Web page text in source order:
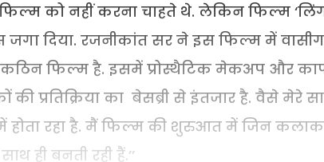
को नहीं करना चाहते थे. लेकिन फिल्म
दिया. रजनीकांत सर ने इस फिल्म में
कठिन फिल्म है. इसमें प्रोस्थैटिक मेकअप और
प्रतिक्रिया का बेसब्री से इंतजार है. वैसे मेरे
होता रहा है. मैं फिल्म की शुरुआत में जिन
ही बनती रही हैं.’’